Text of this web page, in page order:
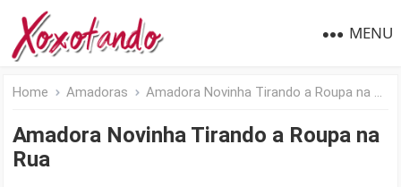
MENU
Home Amadoras Amadora Novinha Tirando a Roupa na Rua
Amadora Novinha Tirando a Roupa na
Rua